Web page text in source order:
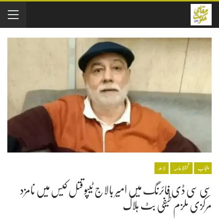
پنجاب تحفظِ عامہ لاہور
سی سی ڈی فائرنگ میں امیر بالاج ٹیپو قتل کیس میں نامزد
مرکزی ملزم طیفی بٹ ہلاک